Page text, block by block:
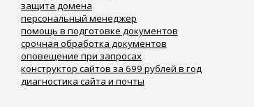
защита домена
персональный менеджер
помощь в подготовке документов
срочная обработка документов
оповещение при запросах
конструктор сайтов за 699 рублей в год
диагностика сайта и почты